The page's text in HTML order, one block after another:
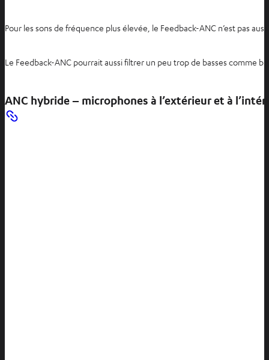
Pour les sons de fréquence plus élevée, le Feedback-ANC n’est pas
Le Feedback-ANC pourrait aussi filtrer un peu trop de basses comme
ANC hybride – microphones à l’extérieur et à